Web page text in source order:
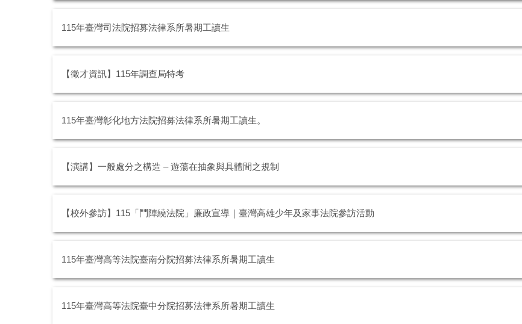
115年臺灣司法院招募法律系所暑期工讀生
【徵才資訊】115年調查局特考
115年臺灣彰化地方法院招募法律系所暑期工讀生。
【演講】一般處分之構造 – 遊蕩在抽象與具體間之規制
【校外參訪】115「鬥陣繞法院」廉政宣導｜臺灣高雄少年及家事法院參訪活動
115年臺灣高等法院臺南分院招募法律系所暑期工讀生
115年臺灣高等法院臺中分院招募法律系所暑期工讀生